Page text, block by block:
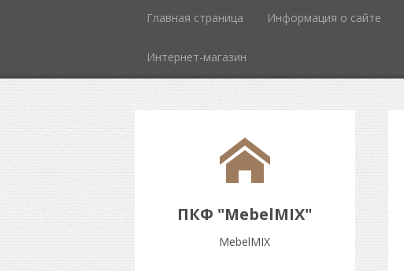
Главная страница Информация о сайте
Интернет-магазин
ПКФ "MebelMIX"
MebelMIX